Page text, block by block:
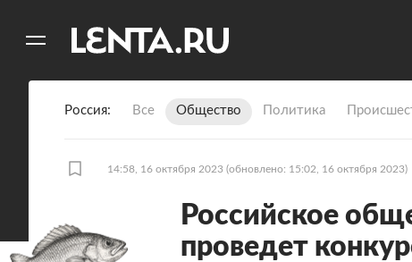
Россия Все Общество Политика
14:58, 16 октября 2023 (обновлено: 15:02, 16 октября 2023)
Российское
проведет